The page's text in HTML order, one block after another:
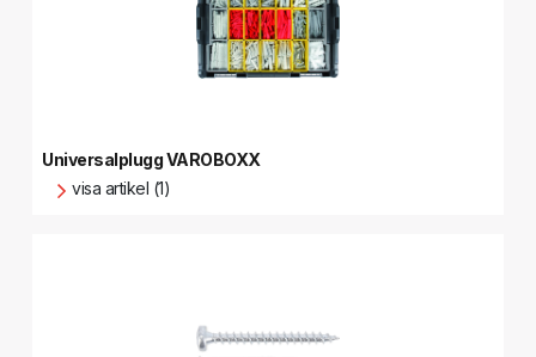
Universalplugg VAROBOXX
visa artikel (1)